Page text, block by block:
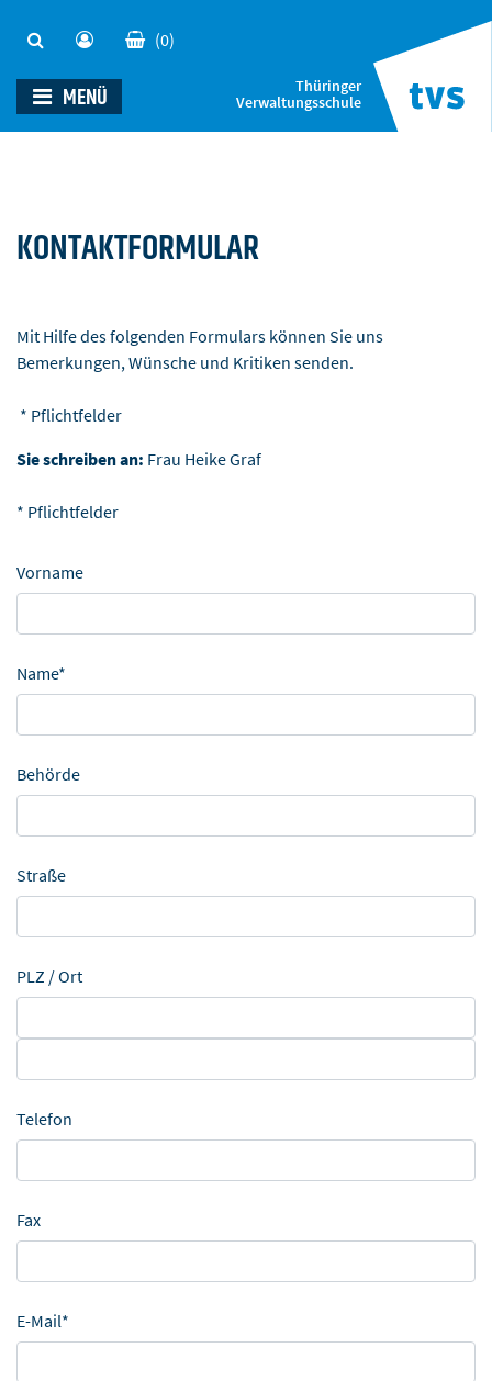
Thüringer
Verwaltungsschule
(0)
MENÜ
KONTAKTFORMULAR
Mit Hilfe des folgenden Formulars können Sie uns
Bemerkungen, Wünsche und Kritiken senden.
* Pflichtfelder
Sie schreiben an: Frau Heike Graf
* Pflichtfelder
Vorname
Name*
Behörde
Straße
PLZ / Ort
Telefon
Fax
E-Mail*